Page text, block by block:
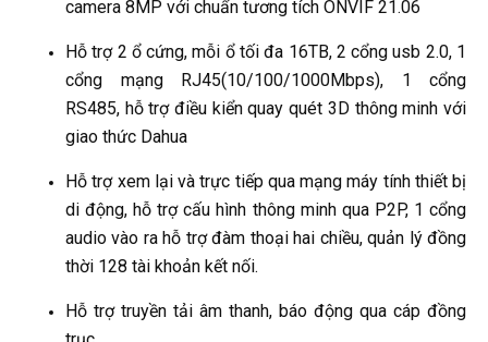
camera 8MP với chuẩn tương tích ONVIF 21.06
Hỗ trợ 2 ổ cứng, mỗi ổ tối đa 16TB, 2 cổng usb 2.0, 1
cổng mạng RJ45(10/100/1000Mbps), 1 cổng
RS485, hỗ trợ điều kiển quay quét 3D thông minh với
giao thức Dahua
Hỗ trợ xem lại và trực tiếp qua mạng máy tính thiết bị
di động, hỗ trợ cấu hình thông minh qua P2P, 1 cổng
audio vào ra hỗ trợ đàm thoại hai chiều, quản lý đồng
thời 128 tài khoản kết nối.
Hỗ trợ truyền tải âm thanh, báo động qua cáp đồng